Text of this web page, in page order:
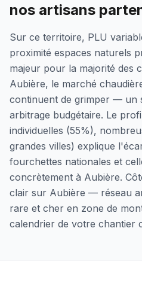
nos artisans
Sur ce territoire, PLU
proximité espaces naturels
majeur pour la majorité des
Aubière, le marché
continuent de grimper — un
arbitrage budgétaire. Le
individuelles (55%),
grandes villes) explique
fourchettes nationales et
concrètement à Aubière.
clair sur Aubière — réseau
rare et cher en zone de
calendrier de votre chantier